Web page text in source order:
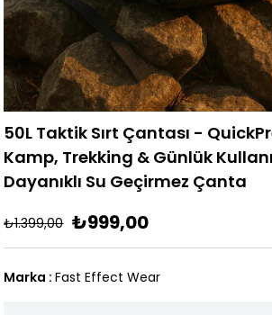
50L Taktik Sırt Çantası -
Kamp, Trekking & Günlük
Dayanıklı Su Geçirmez Çanta
₺1.399,00 ₺999,00
Marka : Fast Effect Wear